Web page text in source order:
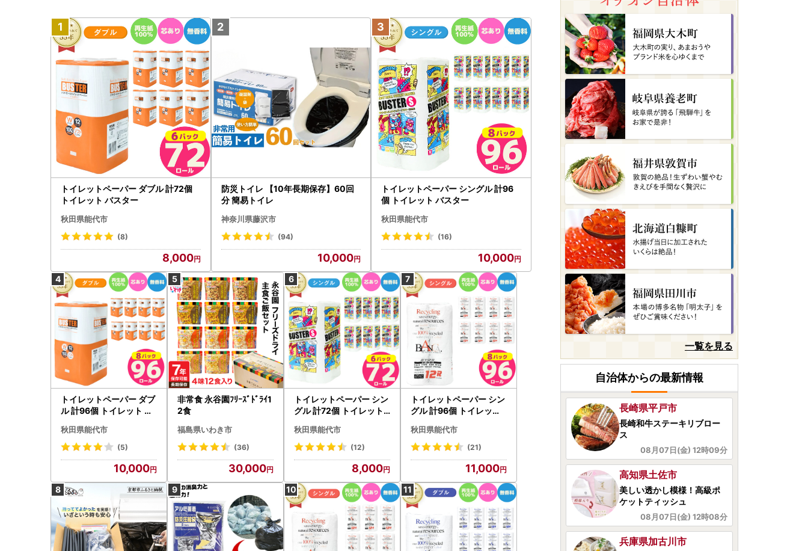
トイレットペーパー ダブル 計72個
トイレット バスター
秋田県能代市
(8)
8,000
防災トイレ 【10年長期保存】60回
分 簡易トイレ
神奈川県藤沢市
(94)
10,000
トイレットペーパー シングル 計96
個 トイレット バスター
秋田県能代市
(16)
10,000
トイレットペーパー ダブ
ル 計96個 トイレット バ
秋田県能代市
(5)
10,000
非常食 永谷園ﾌﾘｰｽﾞﾄﾞﾗｲ1
2食
福島県いわき市
(36)
30,000
トイレットペーパー シン
グル 計72個 トイレット
秋田県能代市
(12)
8,000
トイレットペーパー シン
グル 計96個 トイレット
秋田県能代市
(21)
11,000
一覧を見る
自治体からの最新情報
兵庫県三田市
08月07日(金) 12時16分
山形県酒田市
🍇秋の入口はもうすぐ！大
粒ブドウを頬張ろう😋🍇
08月07日(金) 12時14分
宮崎県美郷町
宮崎県産乾椎茸 どんこ
08月07日(金) 12時12分
長崎県長崎市
【7営業日以内発送】長崎五
島灘一汐干し 合計12枚
08月07日(金) 12時11分
長崎和牛ステーキリブロー
ス
08月07日(金) 12時09分
高知県土佐市
美しい透かし模様！高級ポ
ケットティッシュ
08月07日(金) 12時08分
兵庫県加古川市
播磨メルカートのクリーム
チーズ
08月07日(金) 12時06分
福岡県筑紫野市